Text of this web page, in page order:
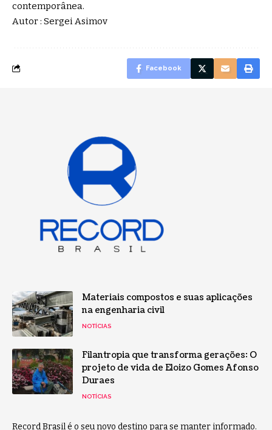
contemporânea.
Autor : Sergei Asimov
Facebook
Materiais compostos e suas aplicações
na engenharia civil
NOTÍCIAS
Filantropia que transforma gerações: O
projeto de vida de Eloizo Gomes Afonso
Duraes
NOTÍCIAS
Record Brasil é o seu novo destino para se manter informado.